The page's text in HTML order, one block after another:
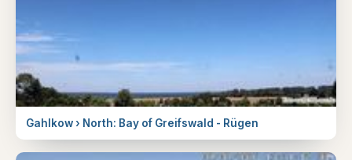
Gahlkow › North: Bay of Greifswald - Rügen